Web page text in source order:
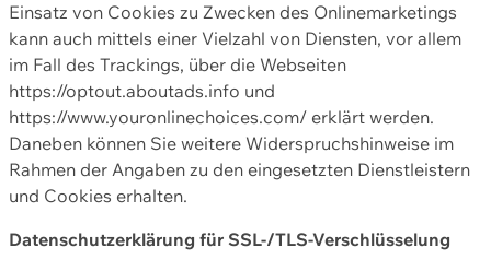
Einsatz von Cookies zu Zwecken des Onlinemarketings
kann auch mittels einer Vielzahl von Diensten, vor allem
im Fall des Trackings, über die Webseiten
https://optout.aboutads.info und
https://www.youronlinechoices.com/ erklärt werden.
Daneben können Sie weitere Widerspruchshinweise im
Rahmen der Angaben zu den eingesetzten Dienstleistern
und Cookies erhalten.
Datenschutzerklärung für SSL-/TLS-Verschlüsselung